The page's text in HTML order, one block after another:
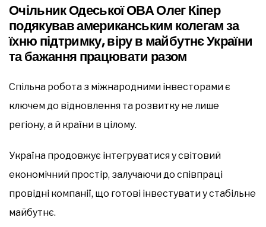
Очільник Одеської ОВА Олег Кіпер
подякував американським колегам за
їхню підтримку, віру в майбутнє України
та бажання працювати разом
Спільна робота з міжнародними інвесторами є
ключем до відновлення та розвитку не лише
регіону, а й країни в цілому.
Україна продовжує інтегруватися у світовий
економічний простір, залучаючи до співпраці
провідні компанії, що готові інвестувати у стабільне
майбутнє.